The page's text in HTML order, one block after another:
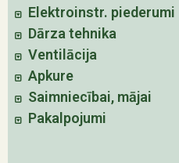
Elektroinstr. piederumi
Dārza tehnika
Ventilācija
Apkure
Saimniecībai, mājai
Pakalpojumi